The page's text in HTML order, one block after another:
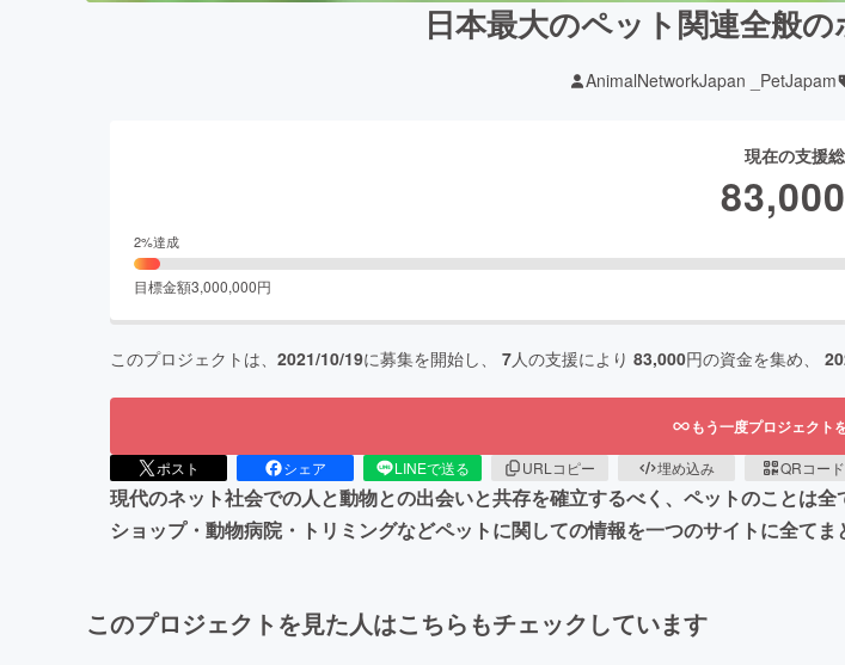
日本最大のペット関連全般
AnimalNetworkJapan _PetJapam
現在の支援
83,000
2%達成
目標金額3,000,000円
このプロジェクトは、 2021/10/19に募集を開始し、 7人の支援により 83,000円の資金を集め、
もう一度プロジェクト
ポスト シェア LINEで送る URLコピー 埋め込み QRコード
現代のネット社会での人と動物との出会いと共存を確立するべく、ペットのことは
ショップ・動物病院・トリミングなどペットに関しての情報を一つのサイトに全てま
このプロジェクトを見た人はこちらもチェックしています